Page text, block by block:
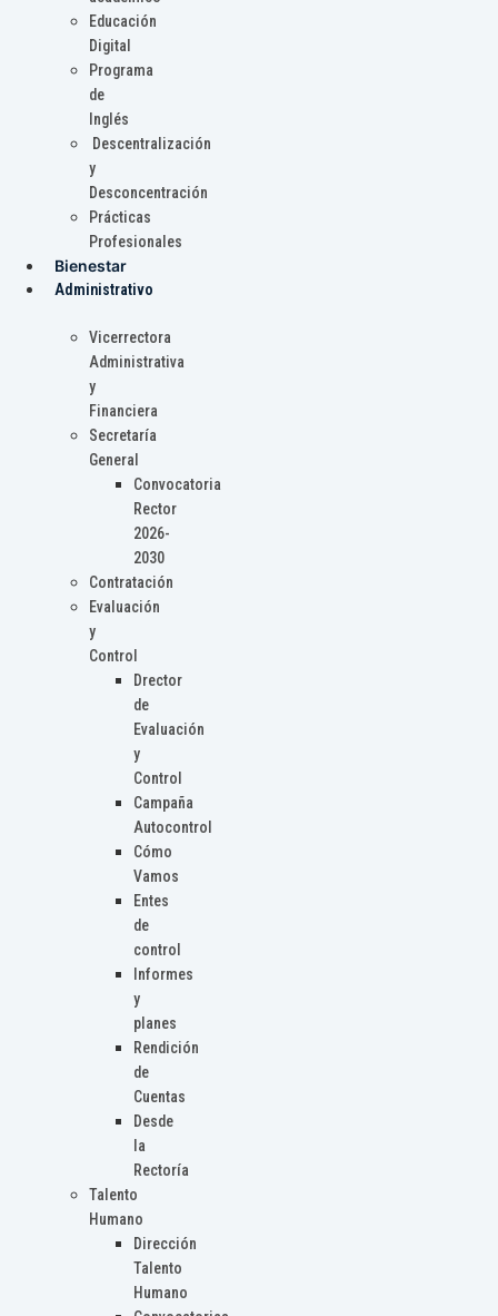
Educación
Digital
Programa
de
Inglés
Descentralización
y
Desconcentración
Prácticas
Profesionales
Bienestar
Administrativo
Vicerrectora
Administrativa
y
Financiera
Secretaría
General
Convocatoria
Rector
2026-
2030
Contratación
Evaluación
y
Control
Drector
de
Evaluación
y
Control
Campaña
Autocontrol
Cómo
Vamos
Entes
de
control
Informes
y
planes
Rendición
de
Cuentas
Desde
la
Rectoría
Talento
Humano
Dirección
Talento
Humano